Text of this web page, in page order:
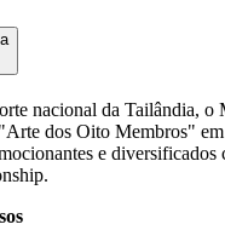
nacional da Tailândia, o
dos Oito Membros"
e diversificados